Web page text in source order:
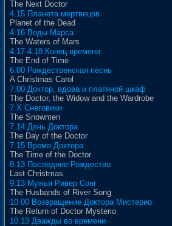
The Next Doctor
4.15 Планета мертвецов
Planet of the Dead
4.16 Воды Марса
The Waters of Mars
4.17-4.18 Конец времени
The End of Time
6.00 Рождественская песнь
A Christmas Carol
7.00 Доктор, вдова и платяной шкаф
The Doctor, the Widow and the Wardrobe
7.X Снеговики
The Snowmen
7.14 День Доктора
The Day of the Doctor
7.15 Время Доктора
The Time of the Doctor
8.13 Последнее Рождество
Last Christmas
9.13 Мужья Ривер Сонг
The Husbands of River Song
10.00 Возвращение Доктора Мистерио
The Return of Doctor Mysterio
10.13 Дважды во времени